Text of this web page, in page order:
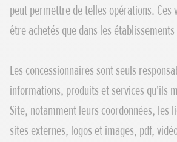
peut permettre de telles opérations. Ces
être achetés que dans les
Les concessionnaires sont seuls
informations, produits et services qu'ils
Site, notamment leurs coordonnées, les
sites externes, logos et images, pdf,